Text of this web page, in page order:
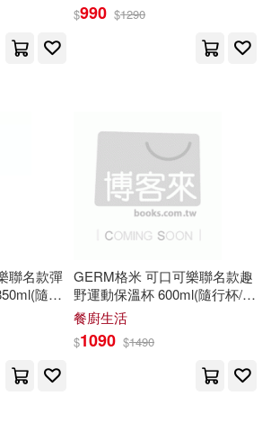
設計文具(34)
鞋包配件(56)
電子書(199)
謝宛玲(41)
爾悅（主編）(20)
盧錦鴻(13)
田英章(11)
悅知文化(96)
選)
$990 $1290
聯名款彈
隨行
) 杏米
GERM格米 可口可樂聯名款趣
野運動保溫杯 600ml(隨行杯/保
溫瓶/保冰杯/水壺) 霞光粉
餐廚生活
$1090 $1490